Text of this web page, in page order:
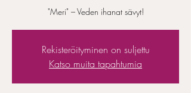
"Meri" – Veden ihanat sävyt!
Rekisteröityminen on suljettu
Katso muita tapahtumia